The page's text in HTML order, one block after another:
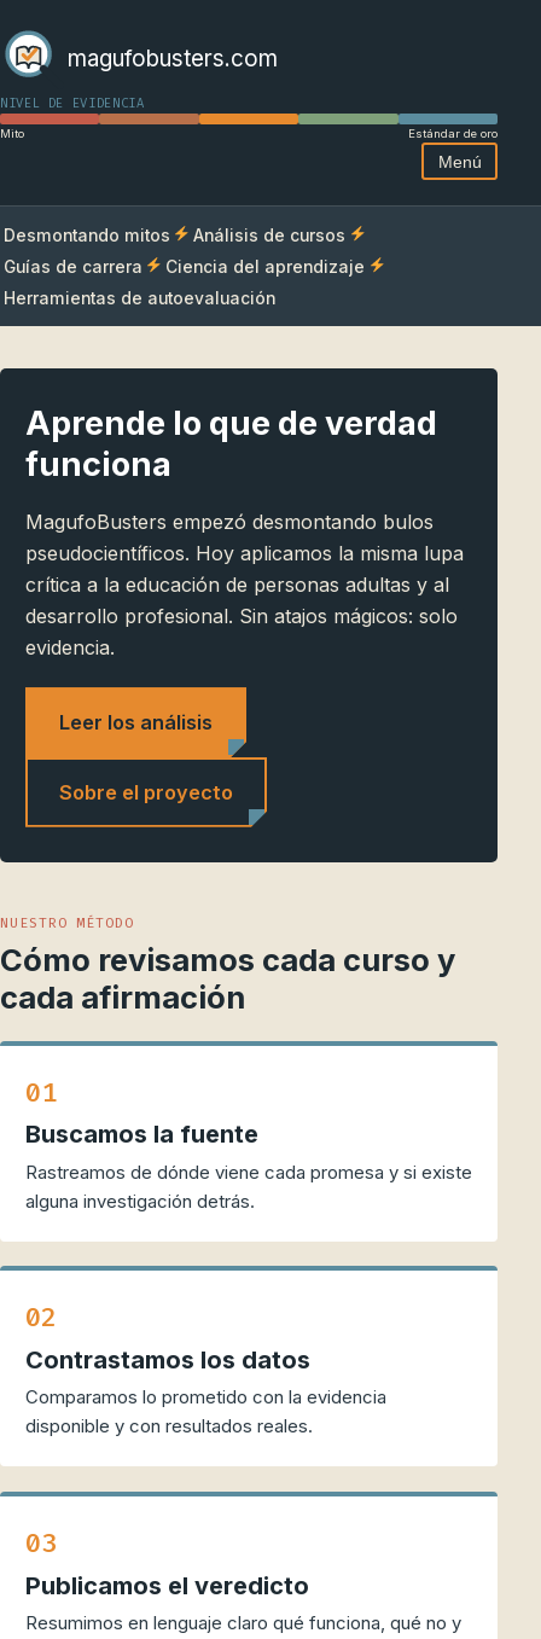
magufobusters.com
NIVEL DE EVIDENCIA
Mito Estándar de oro
Menú
Desmontando mitos
Análisis de cursos
Guías de carrera
Ciencia del aprendizaje
Herramientas de autoevaluación
Aprende lo que de verdad
funciona
MagufoBusters empezó desmontando bulos
pseudocientíficos. Hoy aplicamos la misma lupa
crítica a la educación de personas adultas y al
desarrollo profesional. Sin atajos mágicos: solo
evidencia.
Leer los análisis
Sobre el proyecto
NUESTRO MÉTODO
Cómo revisamos cada curso y
cada afirmación
01
Buscamos la fuente
Rastreamos de dónde viene cada promesa y si existe
alguna investigación detrás.
02
Contrastamos los datos
Comparamos lo prometido con la evidencia
disponible y con resultados reales.
03
Publicamos el veredicto
Resumimos en lenguaje claro qué funciona, qué no y